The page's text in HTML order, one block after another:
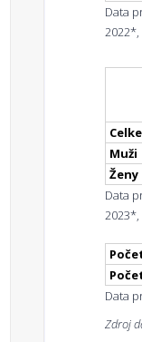
Data
Muži
Ženy
Data
Data
Zdroj